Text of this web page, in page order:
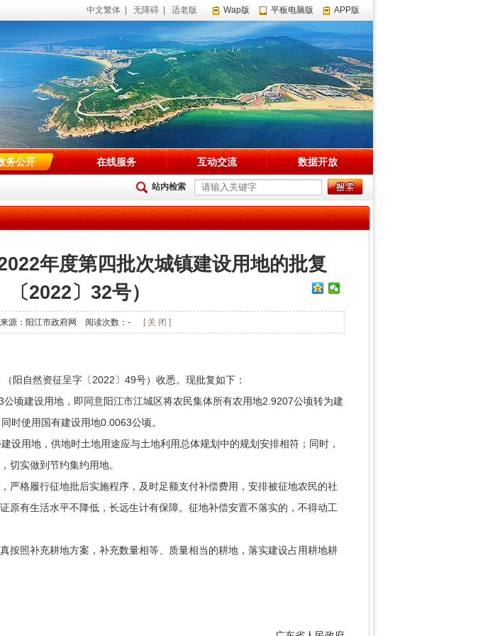
中文繁体 无障碍 适老版 Wap版 平板电脑版 APP版
务公开 在线服务 互动交流 数据开放
站内检索
年度第四批次城镇建设用地的批复
〔2022〕32号）
源：阳江市政府网 阅读次数： - [ 关 闭 ]
自然资征呈字〔2022〕49号）收悉。现批复如下：
建设用地，即同意阳江市江城区将农民集体所有农用地2.9207公顷转为建
时使用国有建设用地0.0063公顷。
用地，供地时土地用途应与土地利用总体规划中的规划安排相符；同时，
切实做到节约集约用地。
格履行征地批后实施程序，及时足额支付补偿费用，安排被征地农民的社
原有生活水平不降低，长远生计有保障。征地补偿安置不落实的，不得动工
照补充耕地方案，补充数量相等、质量相当的耕地，落实建设占用耕地耕